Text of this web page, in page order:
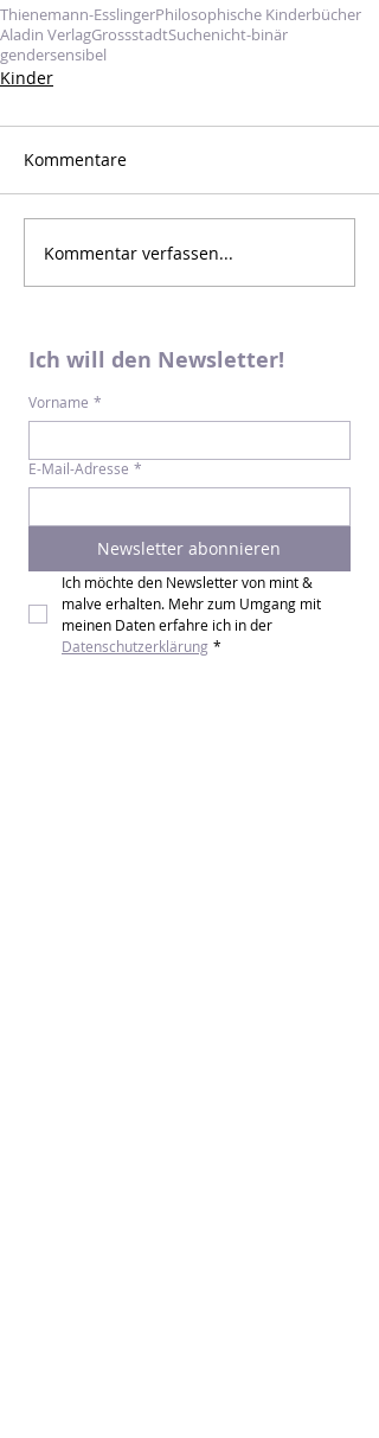
Thienemann-EsslingerPhilosophische Kinderbücher
Aladin VerlagGrossstadtSuchenicht-binär
gendersensibel
Kinder
Kommentare
Kommentar verfassen...
Ich will den Newsletter!
Vorname *
E-Mail-Adresse *
Newsletter abonnieren
Ich möchte den Newsletter von mint &
malve erhalten. Mehr zum Umgang mit
Datenschutzerklärung *